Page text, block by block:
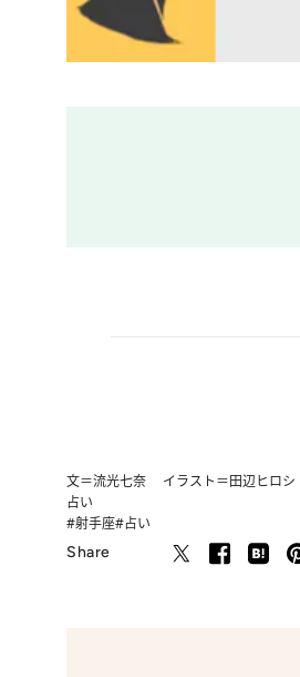
文＝流光七奈 イラスト＝田辺ヒロシ
占い
#射手座#占い
Share